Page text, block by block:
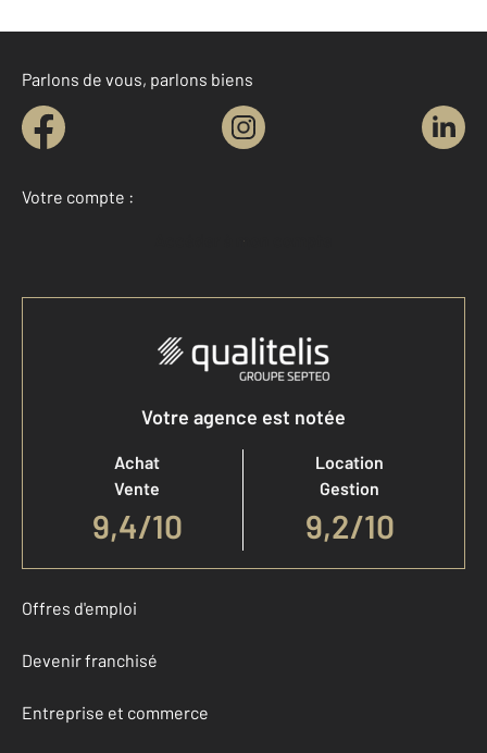
Parlons de vous, parlons biens
Votre compte :
Accéder à mon compte
Votre agence est notée
Achat
Vente
9,4/10
Location
Gestion
9,2/10
Offres d'emploi
Devenir franchisé
Entreprise et commerce